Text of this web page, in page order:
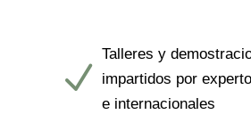
N
Talleres y
impartidos por
e internacionales